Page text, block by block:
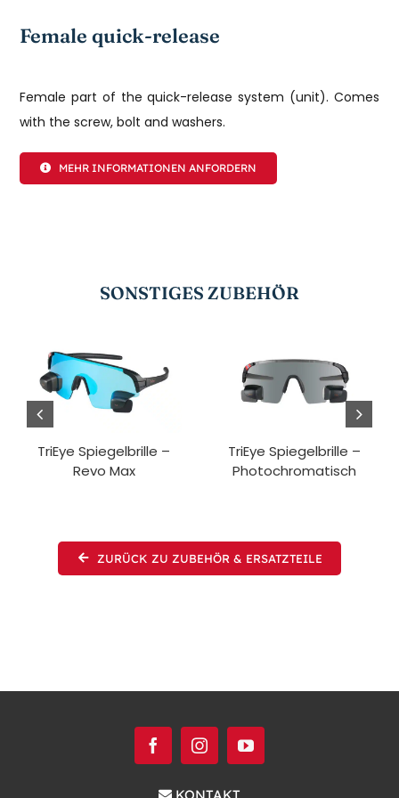
Female quick-release
Female part of the quick-release system (unit). Comes
with the screw, bolt and washers.
MEHR INFORMATIONEN ANFORDERN
SONSTIGES ZUBEHÖR
TriEye Spiegelbrille –
Revo Max
TriEye Spiegelbrille –
Photochromatisch
ZURÜCK ZU ZUBEHÖR & ERSATZTEILE
KONTAKT